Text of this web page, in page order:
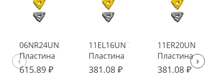
06NR24UN TP04
Пластина
твердосплавная
615.89 ₽
11EL16UN TP04
Пластина
твердосплавная
381.08 ₽
11ER20UN TP04
Пластина
381.08 ₽
‹ ›